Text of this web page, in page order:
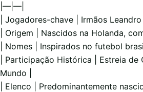
|—|—|
| Jogadores-chave | Irmãos Leandro
| Origem | Nascidos na Holanda,
| Nomes | Inspirados no futebol
| Participação Histórica | Estreia de
Mundo |
| Elenco | Predominantemente